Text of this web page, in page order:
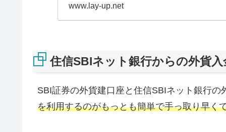
www.lay-up.net
住信SBIネット銀行からの外貨
SBI証券の外貨建口座と住信SBIネット銀行
を利用するのがもっとも簡単で手っ取り早く